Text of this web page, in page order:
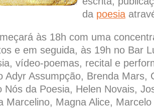
da poesia
às 18h com uma
e em seguida, às 19h no Bar
vídeo-poemas, recital e
Adyr Assumpção, Brenda Mars,
Nós da Poesia, Helen Novais,
Marcelino, Magna Alice,